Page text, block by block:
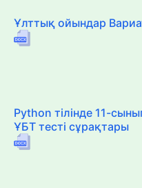
Ұлттық ойындар
Python тілінде 11-
ҰБТ тесті сұрақтары